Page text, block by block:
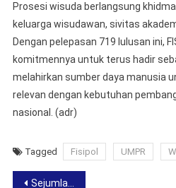
Prosesi wisuda berlangsung
keluarga wisudawan, sivitas
Dengan pelepasan 719 lulusan ini,
komitmennya untuk terus hadir
melahirkan sumber daya manusia
relevan dengan kebutuhan
nasional. (adr)
Tagged Fisipol UMPR
Sejumlah Pejabat Daerah Ikuti Yudisium FISIPOL UMPR, Bukti Komitmen Tingkatkan Kompetensi Aparatur